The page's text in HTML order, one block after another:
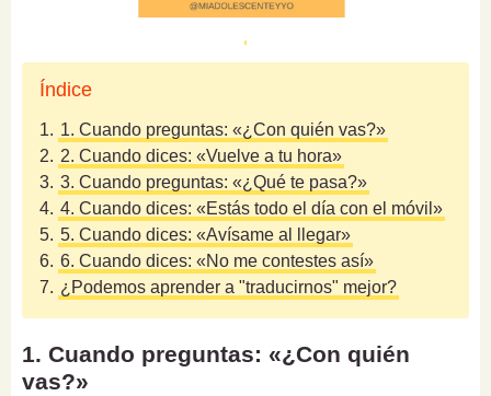
Índice
1. 1. Cuando preguntas: «¿Con quién vas?»
2. 2. Cuando dices: «Vuelve a tu hora»
3. 3. Cuando preguntas: «¿Qué te pasa?»
4. 4. Cuando dices: «Estás todo el día con el móvil»
5. 5. Cuando dices: «Avísame al llegar»
6. 6. Cuando dices: «No me contestes así»
7. ¿Podemos aprender a "traducirnos" mejor?
1. Cuando preguntas: «¿Con quién
vas?»